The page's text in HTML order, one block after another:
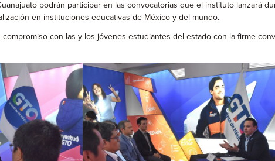
podrán participar en las convocatorias que el instituto lanzará
en instituciones educativas de México y del mundo.
con las y los jóvenes estudiantes del estado con la firme